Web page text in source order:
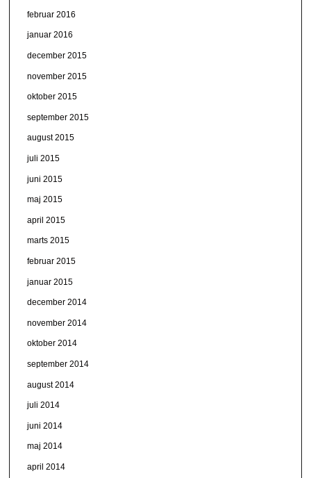
februar 2016
januar 2016
december 2015
november 2015
oktober 2015
september 2015
august 2015
juli 2015
juni 2015
maj 2015
april 2015
marts 2015
februar 2015
januar 2015
december 2014
november 2014
oktober 2014
september 2014
august 2014
juli 2014
juni 2014
maj 2014
april 2014